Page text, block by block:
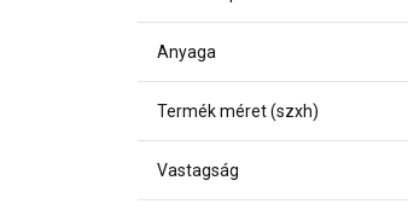
Anyaga
Termék méret (szxh)
Vastagság